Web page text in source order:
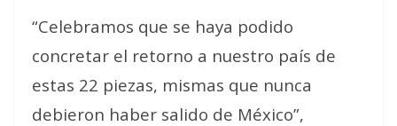
“Celebramos que se haya podido
concretar el retorno a nuestro país de
estas 22 piezas, mismas que nunca
debieron haber salido de México”,